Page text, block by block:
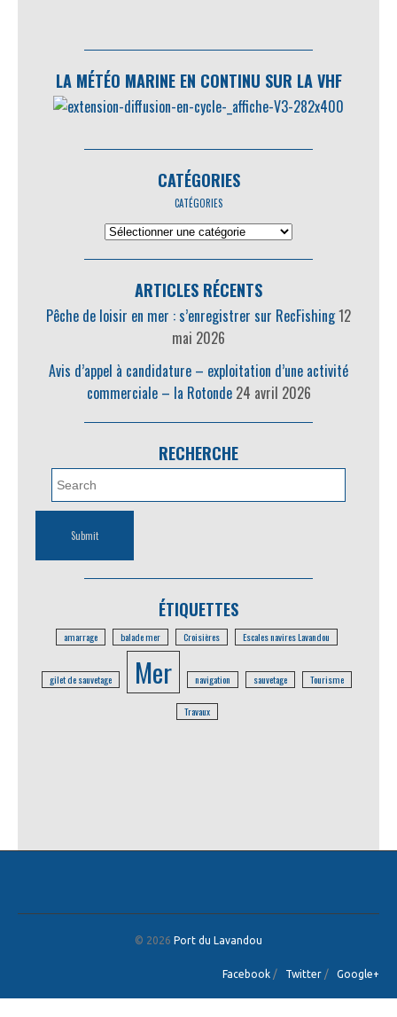
LA MÉTÉO MARINE EN CONTINU SUR LA VHF
CATÉGORIES
CATÉGORIES
ARTICLES RÉCENTS
Pêche de loisir en mer : s’enregistrer sur RecFishing12
mai 2026
Avis d’appel à candidature – exploitation d’une activité
commerciale – la Rotonde 24 avril 2026
RECHERCHE
ÉTIQUETTES
amarrage balade mer Croisières Escales navires Lavandou
gilet de sauvetage Mer navigation sauvetage Tourisme
Travaux
© 2026 Port du Lavandou
Facebook / Twitter / Google+